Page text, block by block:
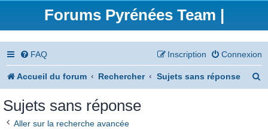
Forums Pyrénées Team |
FAQ Connexion
Inscription
Accueil du forum Rechercher Sujets sans réponse
Sujets sans réponse
Aller sur la recherche avancée